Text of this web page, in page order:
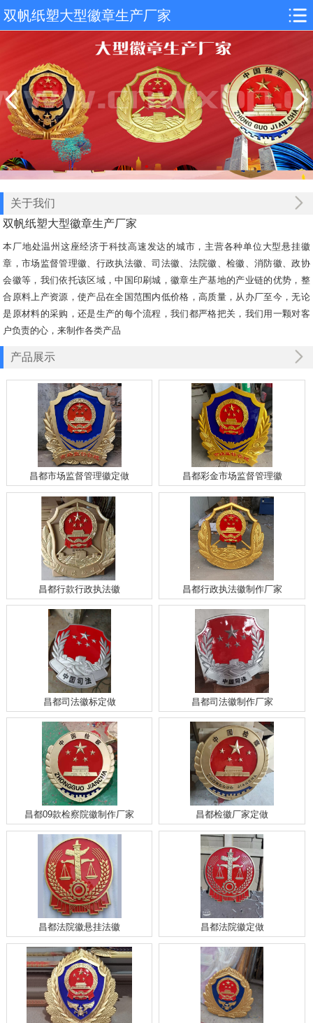
双帆纸塑大型徽章生产厂家
关于我们
双帆纸塑大型徽章生产厂家
本厂地处温州这座经济于科技高速发达的城市，主营各种单位大型悬挂徽
章，市场监督管理徽、行政执法徽、司法徽、法院徽、检徽、消防徽、政协
会徽等，我们依托该区域，中国印刷城，徽章生产基地的产业链的优势，整
合原料上产资源，使产品在全国范围内低价格，高质量，从办厂至今，无论
是原材料的采购，还是生产的每个流程，我们都严格把关，我们用一颗对客
户负责的心，来制作各类产品
产品展示
昌都市场监督管理徽定做 昌都彩金市场监督管理徽
昌都行款行政执法徽 昌都行政执法徽制作厂家
昌都司法徽标定做 昌都司法徽制作厂家
昌都09款检察院徽制作厂家 昌都检徽厂家定做
昌都法院徽悬挂法徽 昌都法院徽定做